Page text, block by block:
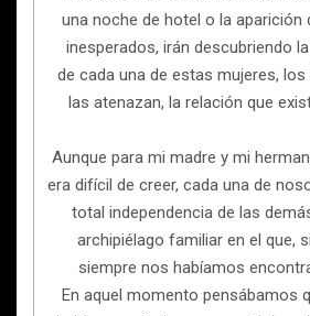
una noche de hotel o la aparición
inesperados, irán descubriendo
de cada una de estas mujeres,
las atenazan, la relación que
Aunque para mi madre y mi
era difícil de creer, cada una de
total independencia de las
archipiélago familiar en el que,
siempre nos habíamos
En aquel momento pensábamos